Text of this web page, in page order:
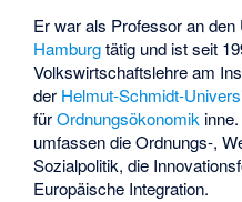
Er war als Professor an den
Hamburgtätig und ist seit
Volkswirtschaftslehre am
der Helmut-Schmidt-
fürOrdnungsökonomik
umfassen die Ordnungs-,
Sozialpolitik, die
Europäische Integration.